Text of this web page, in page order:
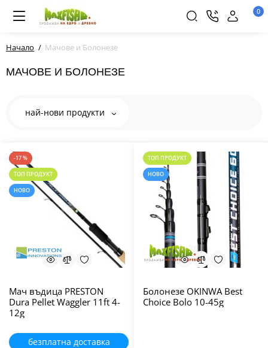
0
Начало Мачове и Болонезе
МАЧОВЕ И БОЛОНЕЗЕ
най-нови продукти
-17 %
ТОП ПРОДУКТ
НОВО
Мач въдица PRESTON
Dura Pellet Waggler 11ft 4-
12g
безплатна доставка
ТОП ПРОДУКТ
НОВО
Болонезе OKINWA Best
Choice Bolo 10-45g